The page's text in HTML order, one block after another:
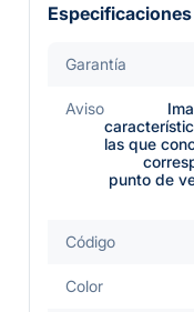
Garantía
Aviso
las que
punto de
Código
Color